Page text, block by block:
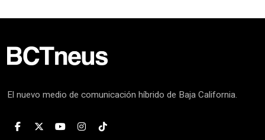
El nuevo medio de comunicación híbrido de Baja California.